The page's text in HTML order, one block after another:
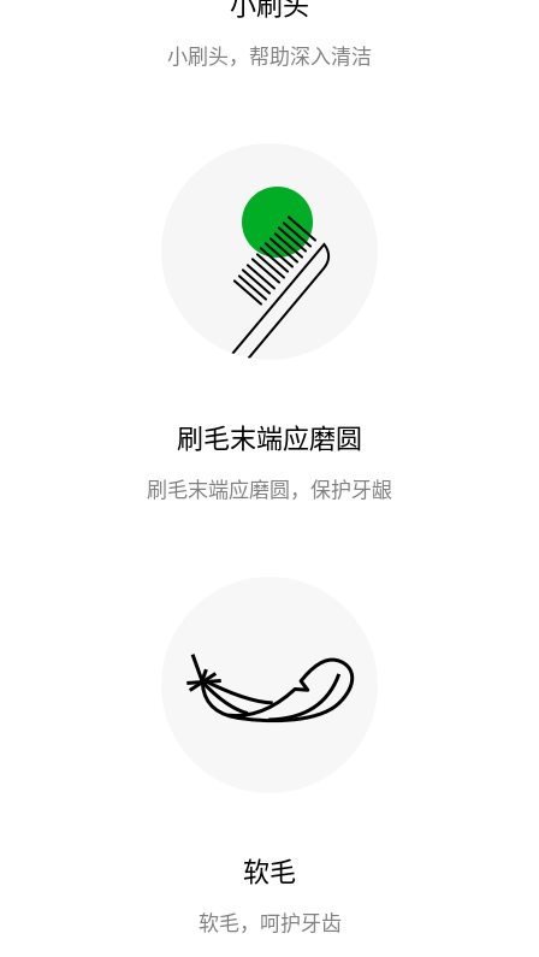
小刷头，帮助深入清洁
刷毛末端应磨圆
刷毛末端应磨圆，保护牙龈
软毛
软毛，呵护牙齿